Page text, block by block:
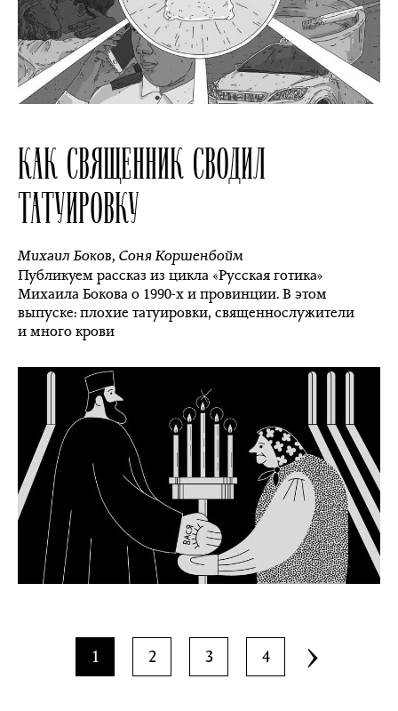
КАК СВЯЩЕННИК СВОДИЛ
ТАТУИРОВКУ
Михаил Боков, Соня Коршенбойм
Публикуем рассказ из цикла «Русская готика»
Михаила Бокова о 1990-х и провинции. В этом
выпуске: плохие татуировки, священнослужители
и много крови
1 2 3 4